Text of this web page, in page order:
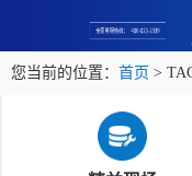
您当前的位置： 首页 >